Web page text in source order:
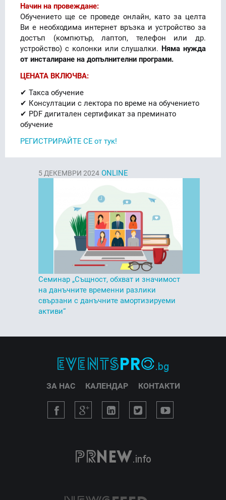
Начин на провеждане:
Обучението ще се проведе онлайн, като за целта
Ви е необходима интернет връзка и устройство за
достъп (компютър, лаптоп, телефон или др.
устройство) с колонки или слушалки. Няма нужда
от инсталиране на допълнителни програми.
ЦЕНАТА ВКЛЮЧВА:
✔ Такса обучение
✔ Консултации с лектора по време на обучението
✔ PDF дигитален сертификат за преминато
обучение
РЕГИСТРИРАЙТЕ СЕ от тук!
5 ДЕКЕМВРИ 2024 ONLINE
Семинар „Същност, обхват и значимост
на данъчните временни разлики
свързани с данъчните амортизируеми
активи“
ЗА НАС КАЛЕНДАР КОНТАКТИ